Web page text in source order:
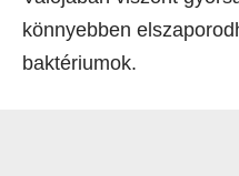
könnyebben
baktériumok.